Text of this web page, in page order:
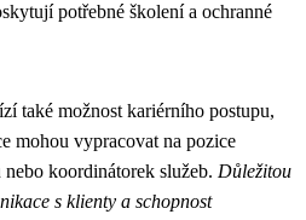
potřebné školení a ochranné
také možnost kariérního postupu,
mohou vypracovat na pozice
koordinátorek služeb. Důležitou
s klienty a schopnost